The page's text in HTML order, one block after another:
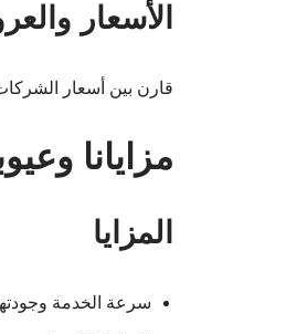
الأسعار
قارن بين أسعار
مزايانا
المزايا
سرعة الخدمة